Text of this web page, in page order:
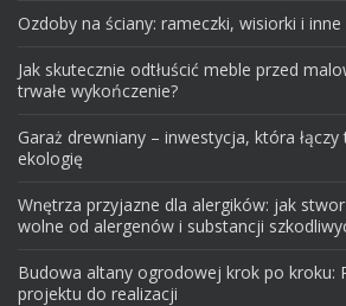
Ozdoby na ściany: rameczki, wisiorki i
Jak skutecznie odtłuścić meble przed
trwałe wykończenie?
Garaż drewniany – inwestycja, która łączy
ekologię
Wnętrza przyjazne dla alergików: jak
wolne od alergenów i substancji
Budowa altany ogrodowej krok po kroku:
projektu do realizacji